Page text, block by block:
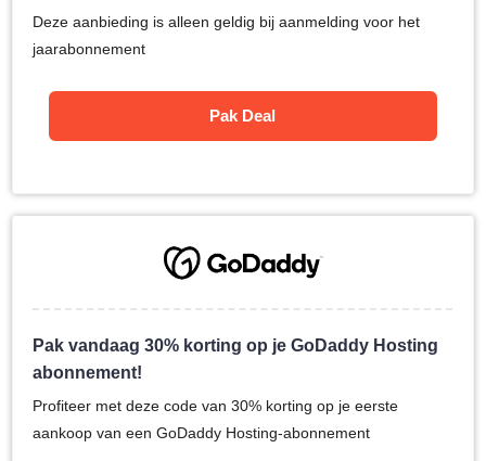
Deze aanbieding is alleen geldig bij aanmelding voor het
jaarabonnement
Pak Deal
Pak vandaag 30% korting op je GoDaddy Hosting
abonnement!
Profiteer met deze code van 30% korting op je eerste
aankoop van een GoDaddy Hosting-abonnement